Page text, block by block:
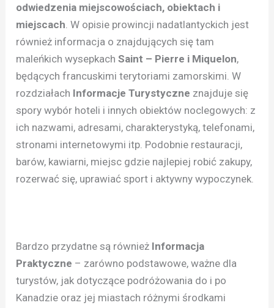
odwiedzenia miejscowościach, obiektach i
miejscach . W opisie prowincji nadatlantyckich jest
również informacja o znajdujących się tam
maleńkich wysepkachSaint – Pierre i Miquelon,
będących francuskimi terytoriami zamorskimi. W
rozdziałach Informacje Turystyczne znajduje się
spory wybór hoteli i innych obiektów noclegowych: z
ich nazwami, adresami, charakterystyką, telefonami,
stronami internetowymi itp. Podobnie restauracji,
barów, kawiarni, miejsc gdzie najlepiej robić zakupy,
rozerwać się, uprawiać sport i aktywny wypoczynek.
Bardzo przydatne są również Informacja
Praktyczne – zarówno podstawowe, ważne dla
turystów, jak dotyczące podróżowania do i po
Kanadzie oraz jej miastach różnymi środkami